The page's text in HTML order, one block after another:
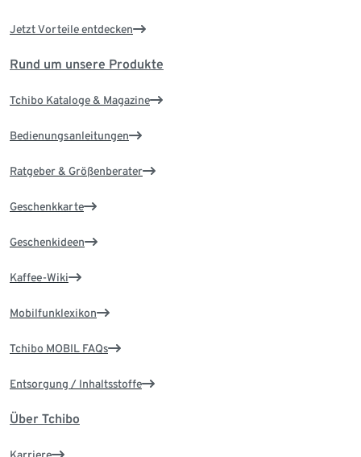
Jetzt Vorteile entdecken
Rund um unsere Produkte
Tchibo Kataloge & Magazine
Bedienungsanleitungen
Ratgeber & Größenberater
Geschenkkarte
Geschenkideen
Kaffee-Wiki
Mobilfunklexikon
Tchibo MOBIL FAQs
Entsorgung / Inhaltsstoffe
Über Tchibo